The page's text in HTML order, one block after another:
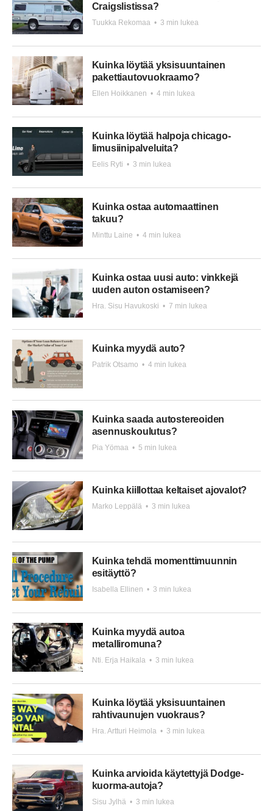
Craigslistissa?
Tuukka Rekomaa • 3 min lukea
Kuinka löytää yksisuuntainen
pakettiautovuokraamo?
Ellen Hoikkanen • 4 min lukea
Kuinka löytää halpoja chicago-
limusiinipalveluita?
Eelis Ryti • 3 min lukea
Kuinka ostaa automaattinen
takuu?
Minttu Laine • 4 min lukea
Kuinka ostaa uusi auto: vinkkejä
uuden auton ostamiseen?
Hra. Sisu Havukoski • 7 min lukea
Kuinka myydä auto?
Patrik Otsamo • 4 min lukea
Kuinka saada autostereoiden
asennuskoulutus?
Pia Yömaa • 5 min lukea
Kuinka kiillottaa keltaiset ajovalot?
Marko Leppälä • 3 min lukea
Kuinka tehdä momenttimuunnin
esitäyttö?
Isabella Ellinen • 3 min lukea
Kuinka myydä autoa
metalliromuna?
Nti. Erja Haikala • 3 min lukea
Kuinka löytää yksisuuntainen
rahtivaunujen vuokraus?
Hra. Artturi Heimola • 3 min lukea
Kuinka arvioida käytettyjä Dodge-
kuorma-autoja?
Sisu Jylhä • 3 min lukea